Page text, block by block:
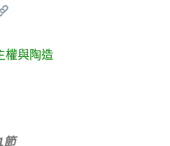
權與陶造
節